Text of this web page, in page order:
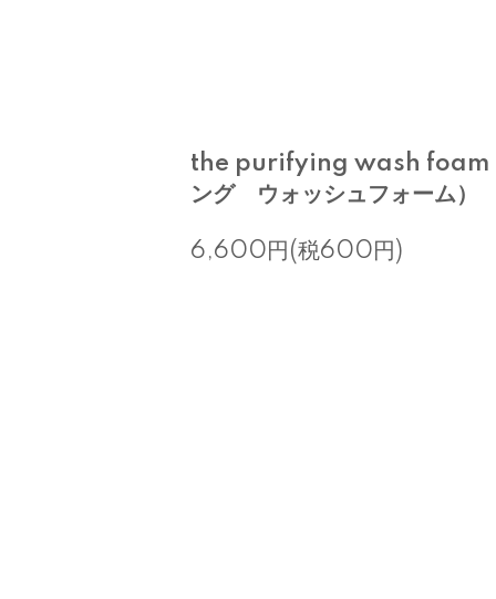
the purifying wash foam
ング ウォッシュフォーム）
6,600円(税600円)